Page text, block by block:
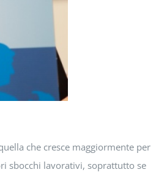
che cresce maggiormente per
sbocchi lavorativi, soprattutto se